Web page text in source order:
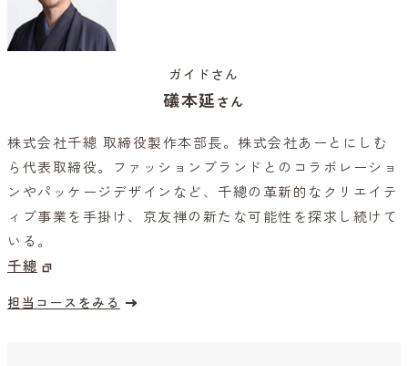
ガイドさん
礒本延 さん
株式会社千總 取締役製作本部長。株式会社あーとにしむ
ら代表取締役。ファッションブランドとのコラボレーショ
ンやパッケージデザインなど、千總の革新的なクリエイテ
ィブ事業を手掛け、京友禅の新たな可能性を探求し続けて
いる。
千總
担当コースをみる